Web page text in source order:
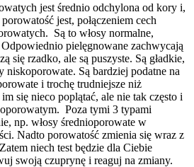
jest średnio odchylona od kory i,
jest, połączeniem cech
Są to włosy normalne,
pielęgnowane zachwycają
się rzadko, ale są puszyste. Są gładkie,
niskoporowate. Są bardziej podatne na
i trochę trudniejsze niż
się nieco poplątać, ale nie tak często i
Poza tymi 3 typami
np. włosy średnioporowate w
Nadto porowatość zmienia się wraz z
niech test będzie dla Ciebie
swoją czuprynę i reaguj na zmiany.